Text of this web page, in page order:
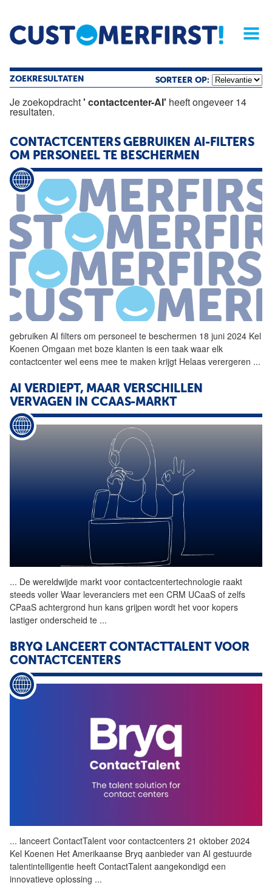
Home Opinie Archief
Magazine
ZOEKRESULTATEN SORTEER OP:
Je zoekopdracht' contactcenter-AI' heeft ongeveer 14
resultaten.
CONTACTCENTERS GEBRUIKEN AI-FILTERS
OM PERSONEEL TE BESCHERMEN
gebruiken AI filters om personeel te beschermen 18 juni 2024 Kel
Koenen Omgaan met boze klanten is een taak waar elk
contactcenter wel eens mee te maken krijgt Helaas verergeren ...
AI VERDIEPT, MAAR VERSCHILLEN
VERVAGEN IN CCAAS-MARKT
... De wereldwijde markt voor contactcentertechnologie raakt
steeds voller Waar leveranciers met een CRM UCaaS of zelfs
CPaaS achtergrond hun kans grijpen wordt het voor kopers
lastiger onderscheid te ...
BRYQ LANCEERT CONTACTTALENT VOOR
CONTACTCENTERS
... lanceert ContactTalent voor contactcenters 21 oktober 2024
Kel Koenen Het Amerikaanse Bryq aanbieder van AI gestuurde
talentintelligentie heeft ContactTalent aangekondigd een
innovatieve oplossing ...